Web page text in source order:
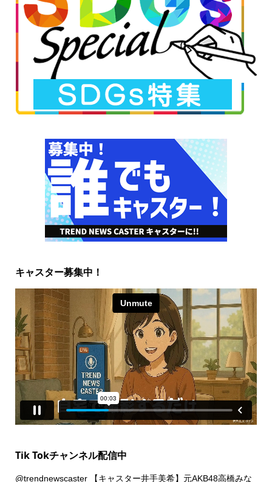
キャスター募集中！
Tik Tokチャンネル配信中
@trendnewscaster【キャスター井手美希】元AKB48高橋みな